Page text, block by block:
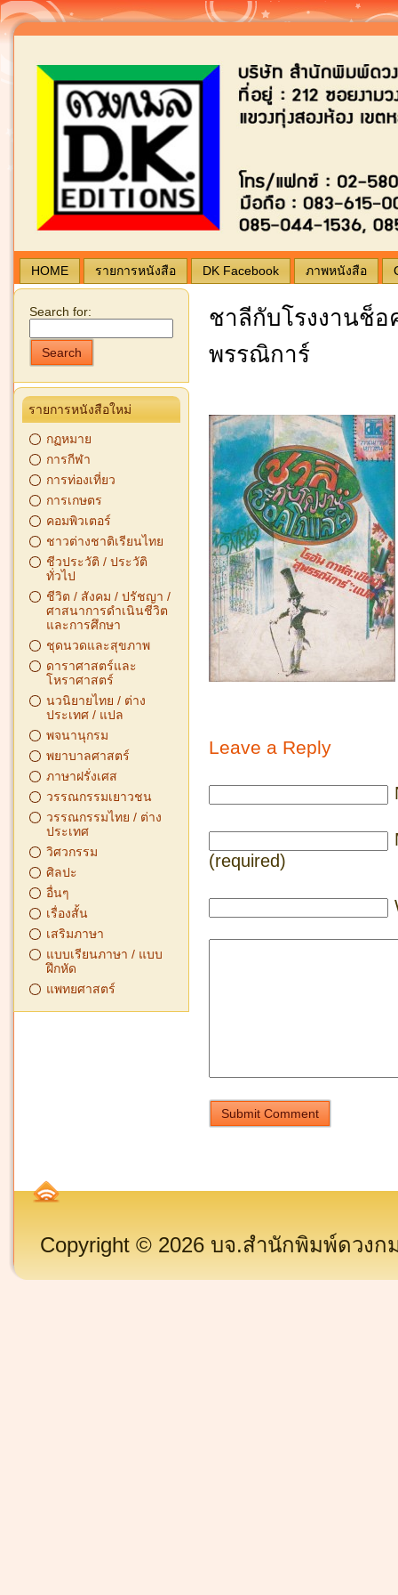
ดว
HOME รายการหนังสือ DK Facebook ภาพหนังสือ
Search for:
Search
รายการหนังสือใหม่
กฏหมาย
การกีฬา
การท่องเที่ยว
การเกษตร
คอมพิวเตอร์
ชาวต่างชาติเรียนไทย
ชีวประวัติ / ประวัติ
ทั่วไป
ชีวิต / สังคม / ปรัชญา /
ศาสนาการดำเนินชีวิต
และการศึกษา
ชุดนวดและสุขภาพ
ดาราศาสตร์และ
โหราศาสตร์
นวนิยายไทย / ต่าง
ประเทศ / แปล
พจนานุกรม
พยาบาลศาสตร์
ภาษาฝรั่งเศส
วรรณกรรมเยาวชน
วรรณกรรมไทย / ต่าง
ประเทศ
วิศวกรรม
ศิลปะ
อื่นๆ
เรื่องสั้น
เสริมภาษา
แบบเรียนภาษา / แบบ
ฝึกหัด
แพทยศาสตร์
ชาลีกับโรงงานช็
พรรณิการ์
Leave a Reply
(required)
Submit Comment
Copyright © 2026 บจ.สำนักพิมพ์ดวงก